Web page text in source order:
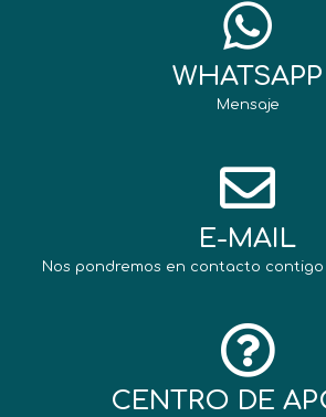
WHATSAPP
Mensaje
E-MAIL
Nos pondremos en contacto contigo
CENTRO DE